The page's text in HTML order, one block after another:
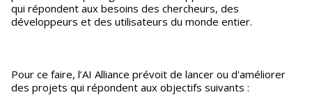
qui répondent aux besoins des chercheurs, des
développeurs et des utilisateurs du monde entier.
Pour ce faire, l’AI Alliance prévoit de lancer ou d'améliorer
des projets qui répondent aux objectifs suivants :